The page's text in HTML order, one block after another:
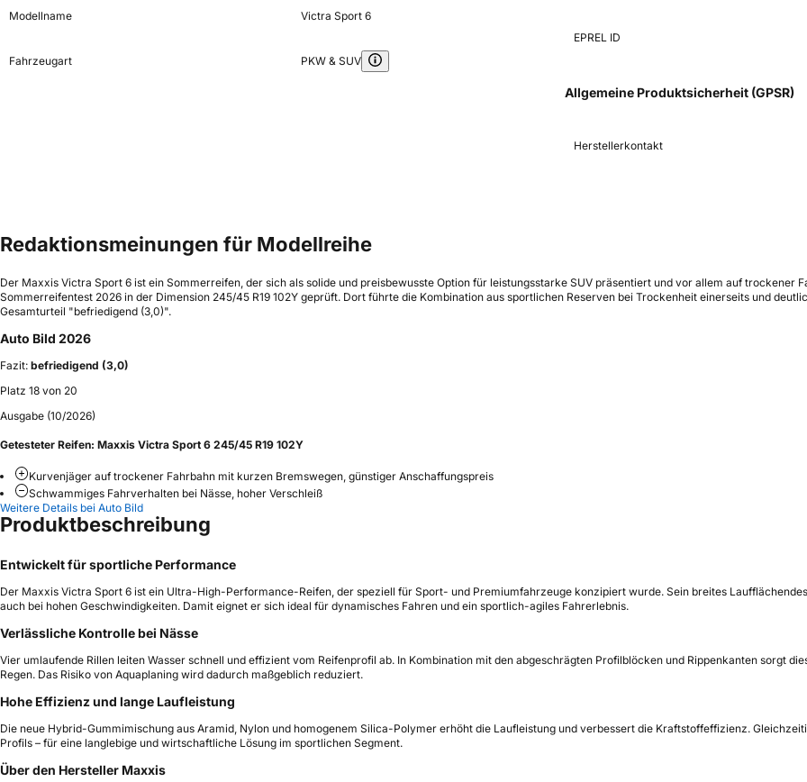
Modellname Victra Sport 6
Fahrzeugart PKW & SUV
EPREL ID
Allgemeine Produktsicherheit (GPSR)
Herstellerkontakt
Redaktionsmeinungen für Modellreihe
Der Maxxis Victra Sport 6 ist ein Sommerreifen, der sich als solide und preisbewusste Option für leistungsstarke SUV präsentiert und vor allem auf trockener
Sommerreifentest 2026 in der Dimension 245/45 R19 102Y geprüft. Dort führte die Kombination aus sportlichen Reserven bei Trockenheit einerseits und
Gesamturteil "befriedigend (3,0)".
Auto Bild 2026
Fazit: befriedigend (3,0)
Platz 18 von 20
Ausgabe (10/2026)
Getesteter Reifen: Maxxis Victra Sport 6 245/45 R19 102Y
Kurvenjäger auf trockener Fahrbahn mit kurzen Bremswegen, günstiger Anschaffungspreis
Schwammiges Fahrverhalten bei Nässe, hoher Verschleiß
Weitere Details bei Auto Bild
Produktbeschreibung
Entwickelt für sportliche Performance
Der Maxxis Victra Sport 6 ist ein Ultra-High-Performance-Reifen, der speziell für Sport- und Premiumfahrzeuge konzipiert wurde. Sein breites
auch bei hohen Geschwindigkeiten. Damit eignet er sich ideal für dynamisches Fahren und ein sportlich-agiles Fahrerlebnis.
Verlässliche Kontrolle bei Nässe
Vier umlaufende Rillen leiten Wasser schnell und effizient vom Reifenprofil ab. In Kombination mit den abgeschrägten Profilblöcken und Rippenkanten sorgt
Regen. Das Risiko von Aquaplaning wird dadurch maßgeblich reduziert.
Hohe Effizienz und lange Laufleistung
Die neue Hybrid-Gummimischung aus Aramid, Nylon und homogenem Silica-Polymer erhöht die Laufleistung und verbessert die Kraftstoffeffizienz.
Profils – für eine langlebige und wirtschaftliche Lösung im sportlichen Segment.
Über den Hersteller Maxxis